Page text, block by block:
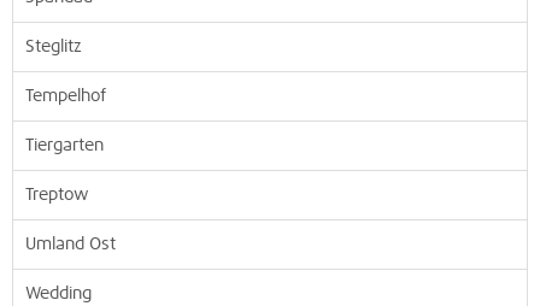
Steglitz
Tempelhof
Tiergarten
Treptow
Umland Ost
Wedding